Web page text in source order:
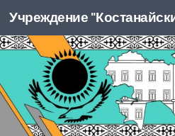
Перейти к содержимому